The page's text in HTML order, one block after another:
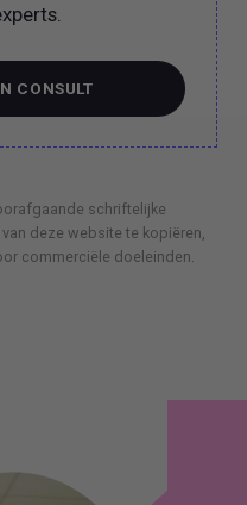
CONSULT
CONSULT
schriftelijke
deze website te kopiëren,
commerciële doeleinden.